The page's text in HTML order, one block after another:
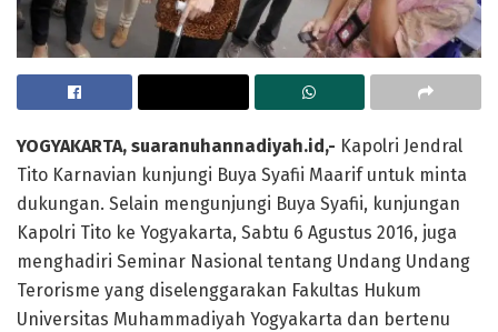
YOGYAKARTA, suaranuhannadiyah.id,- Kapolri Jendral
Tito Karnavian kunjungi Buya Syafii Maarif untuk minta
dukungan. Selain mengunjungi Buya Syafii, kunjungan
Kapolri Tito ke Yogyakarta, Sabtu 6 Agustus 2016, juga
menghadiri Seminar Nasional tentang Undang Undang
Terorisme yang diselenggarakan Fakultas Hukum
Universitas Muhammadiyah Yogyakarta dan bertenu